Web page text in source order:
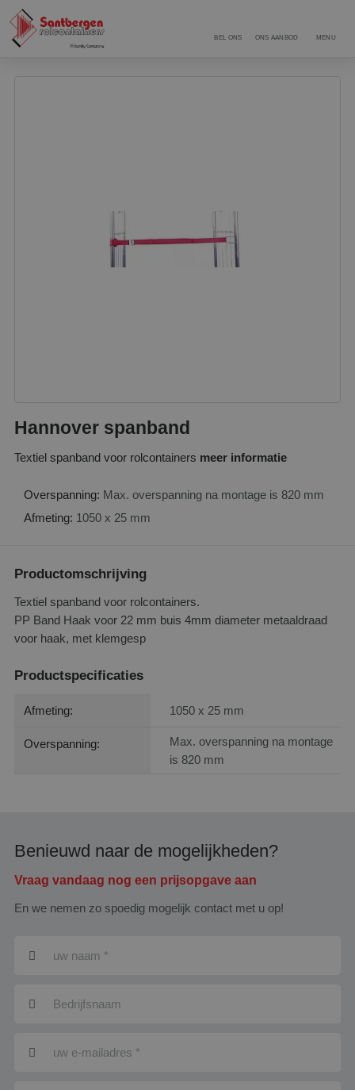
BEL ONS ONS AANBOD MENU
Hannover spanband
Textiel spanband voor rolcontainers meer informatie
Overspanning: Max. overspanning na montage is 820 mm
Afmeting: 1050 x 25 mm
Productomschrijving
Textiel spanband voor rolcontainers.
PP Band Haak voor 22 mm buis 4mm diameter metaaldraad
voor haak, met klemgesp
Productspecificaties
Afmeting: 1050 x 25 mm
Overspanning:
Max. overspanning na montage
is 820 mm
Benieuwd naar de mogelijkheden?
Vraag vandaag nog een prijsopgave aan
En we nemen zo spoedig mogelijk contact met u op!